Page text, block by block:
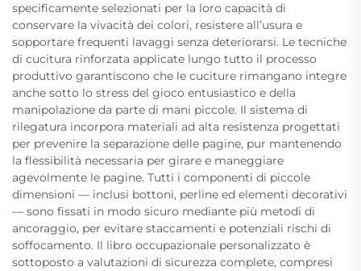
specificamente selezionati per la loro capacità di
conservare la vivacità dei colori, resistere all’usura e
sopportare frequenti lavaggi senza deteriorarsi. Le tecniche
di cucitura rinforzata applicate lungo tutto il processo
produttivo garantiscono che le cuciture rimangano integre
anche sotto lo stress del gioco entusiastico e della
manipolazione da parte di mani piccole. Il sistema di
rilegatura incorpora materiali ad alta resistenza progettati
per prevenire la separazione delle pagine, pur mantenendo
la flessibilità necessaria per girare e maneggiare
agevolmente le pagine. Tutti i componenti di piccole
dimensioni — inclusi bottoni, perline ed elementi decorativi
— sono fissati in modo sicuro mediante più metodi di
ancoraggio, per evitare staccamenti e potenziali rischi di
soffocamento. Il libro occupazionale personalizzato è
sottoposto a valutazioni di sicurezza complete, compresi